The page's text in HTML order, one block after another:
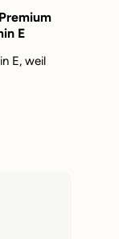
E
E, weil